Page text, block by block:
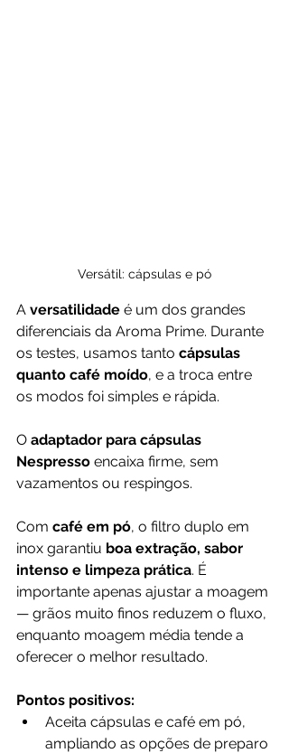
Versátil: cápsulas e pó
A versatilidade é um dos grandes
diferenciais da Aroma Prime. Durante
os testes, usamos tanto cápsulas
quanto café moído, e a troca entre
os modos foi simples e rápida.
O adaptador para cápsulas
Nespresso encaixa firme, sem
vazamentos ou respingos.
Com café em pó, o filtro duplo em
inox garantiu boa extração, sabor
intenso e limpeza prática. É
importante apenas ajustar a moagem
— grãos muito finos reduzem o fluxo,
enquanto moagem média tende a
oferecer o melhor resultado.
Pontos positivos:
Aceita cápsulas e café em pó,
ampliando as opções de preparo